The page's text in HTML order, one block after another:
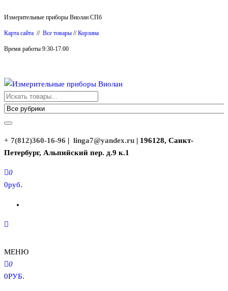
к
содержимому
Измерительные приборы Виолан СПб
Карта сайта // Все товары //Корзина
Время работы 9:30-17:00
Измерительные приборы Виолан
+ 7(812)360-16-96 | linga7@yandex.ru | 196128, Санкт-
Петербург, Альпийский пер. д.9 к.1
0
0руб.
МЕНЮ
0
0РУБ.